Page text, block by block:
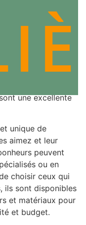
BONHEURS
IDÉE-CADEAU
une excellente
unique de
aimez et leur
peuvent
ou en
choisir ceux qui
ils sont disponibles
et matériaux pour
et budget.